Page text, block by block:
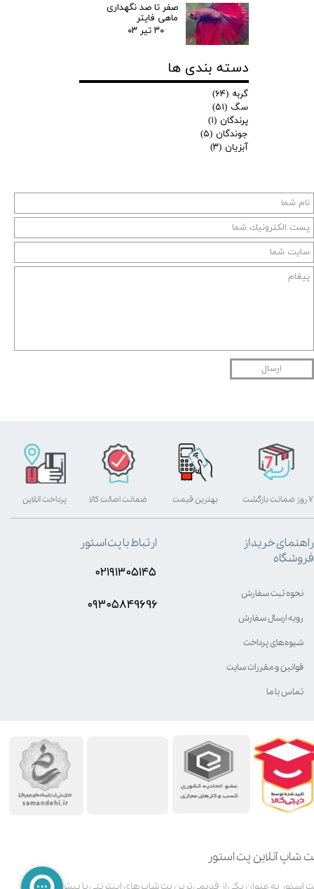
ارسال
صفر تا صد نگهداری
ماهی فایتر
۳۰ تیر ۰۳
دسته بندی ها
گربه (۶۴)
سگ (۵۱)
پرندگان (۱)
جوندگان (۵)
آبزیان (۳)
شاپ آنلاین پت استور
پت استور به عنوان یکی از قدیمی‌ترین پت شاپ های اینترنتی با بیش از 3000
بهترین قیمت پرداخت آنلاین ۷ روز ضمانت بازگشت ضمانت اصالت کالا
راهنمای خرید از
فروشگاه
نحوه ثبت سفارش
رویه ارسال سفارش
شیوه‌های پرداخت
قوانین و مقررات سایت
تماس با ما
ارتباط با پت استور
۰۲۱۹۱۳۰۵۱۴۵
۰۹۳۰۵8۴9696